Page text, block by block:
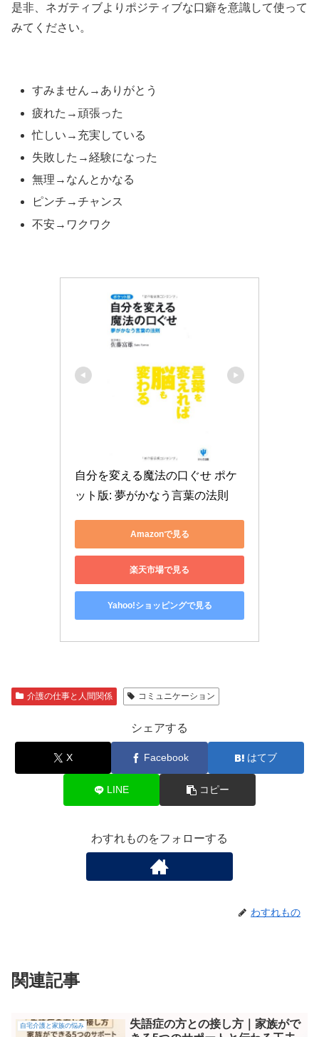
是非、ネガティブよりポジティブな口癖を意識して使って
みてください。
すみません→ありがとう
疲れた→頑張った
忙しい→充実している
失敗した→経験になった
無理→なんとかなる
ピンチ→チャンス
不安→ワクワク
自分を変える魔法の口ぐせ ポケ
ット版: 夢がかなう言葉の法則
Amazonで見る
楽天市場で見る
Yahoo!ショッピングで見る
介護の仕事と人間関係 コミュニケーション
シェアする
X Facebook はてブ
LINE コピー
わすれものをフォローする
わすれもの
関連記事
自宅介護と家族の悩み
失語症の方との接し方｜家族がで